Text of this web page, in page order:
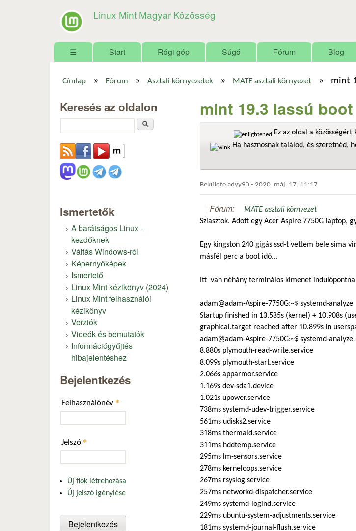
Linux Mint Magyar Közösség
Főmenü
☰ Start Régi gép Súgó Fórum Blog
Címlap » Fórum » Asztali környezetek » MATE asztali környezet » mint
mint 19.3 lassú
Ez az oldal a közösségért
Ha hasznosnak találod, és szeretnéd,
Beküldte adyy90 - 2020. máj. 17. 11:17
Fórum:
MATE asztali környezet
Sziasztok. Adott egy Acer Aspire 7750G laptop,
Egy kingston 240 gigás ssd-t vettem bele sima
másfél perc a boot idő...
Itt van néhány terminálos kimenet
adam@adam-Aspire-7750G:~$ systemd-analyze
Startup finished in 13.585s (kernel) + 10.908s
graphical.target reached after 10.899s in
adam@adam-Aspire-7750G:~$ systemd-analyze
8.880s plymouth-read-write.service
8.099s plymouth-start.service
2.066s apparmor.service
1.169s dev-sda1.device
1.021s upower.service
738ms systemd-udev-trigger.service
561ms udisks2.service
318ms thermald.service
311ms hddtemp.service
295ms lm-sensors.service
278ms kerneloops.service
267ms rsyslog.service
257ms networkd-dispatcher.service
249ms systemd-logind.service
229ms ubuntu-system-adjustments.service
181ms systemd-journal-flush.service
Keresés az oldalon
Ismertetők
A barátságos Linux -
kezdőknek
Váltás Windows-ról
Képernyőképek
Ismertető
Linux Mint kézikönyv (2024)
Linux Mint felhasználói
kézikönyv
Verziók
Videók és bemutatók
Információgyűjtés
hibajelentéshez
Bejelentkezés
Felhasználónév *
Jelszó *
Új fiók létrehozása
Új jelszó igénylése